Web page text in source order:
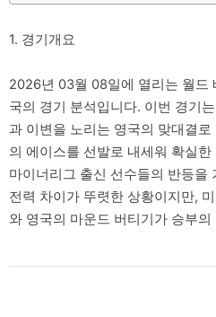
1. 경기개요
2026년 03월 08일에 열리는 월드
국의 경기 분석입니다. 이번 경기
과 이변을 노리는 영국의 맞대결
의 에이스를 선발로 내세워 확실
마이너리그 출신 선수들의 반등을
전력 차이가 뚜렷한 상황이지만,
와 영국의 마운드 버티기가 승부